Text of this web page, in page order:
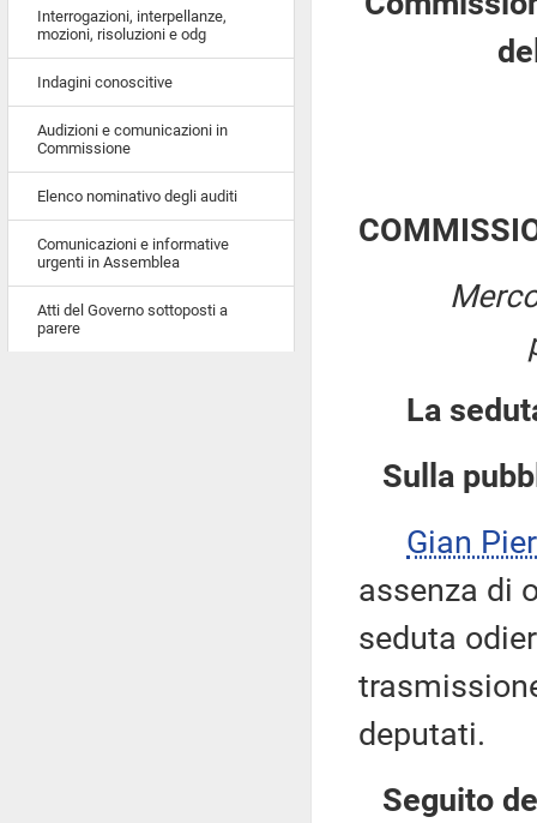
Interrogazioni, interpellanze,
mozioni, risoluzioni e odg
Indagini conoscitive
Audizioni e comunicazioni in
Commissione
Elenco nominativo degli auditi
Comunicazioni e informative
urgenti in Assemblea
Atti del Governo sottoposti a
parere
La
Sulla
Gian
assenza di
seduta
deputati.
Seguito